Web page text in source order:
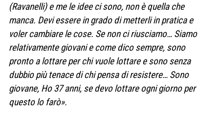
(Ravanelli) e me le idee ci sono, non è quella che
manca. Devi essere in grado di metterli in pratica e
voler cambiare le cose. Se non ci riusciamo… Siamo
relativamente giovani e come dico sempre, sono
pronto a lottare per chi vuole lottare e sono senza
dubbio più tenace di chi pensa di resistere… Sono
giovane, Ho 37 anni, se devo lottare ogni giorno per
questo lo farò».